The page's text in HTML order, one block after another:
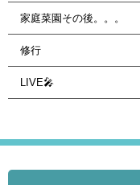
家庭菜園その後。。。
修行
LIVE🎤